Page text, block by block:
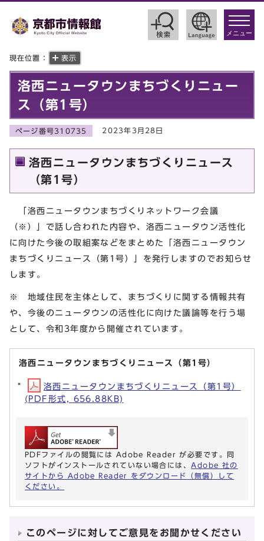
toggle
メニュー
現在位置： 表示
洛西ニュータウンまちづくりニュー
ス（第1号）
ページ番号310735 2023年3月28日
洛西ニュータウンまちづくりニュース
（第1号）
「洛西ニュータウンまちづくりネットワーク会議
（※）」で話し合われた内容や、洛西ニュータウン活性化
に向けた今後の取組案などをまとめた「洛西ニュータウン
まちづくりニュース（第1号）」を発行しますのでお知らせ
します。
※ 地域住民を主体として、まちづくりに関する情報共有
や、今後のニュータウンの活性化に向けた議論等を行う場
として、令和3年度から開催されています。
洛西ニュータウンまちづくりニュース（第1号）
洛西ニュータウンまちづくりニュース（第1号）
(PDF形式, 656.88KB)
PDFファイルの閲覧には Adobe Reader が必要です。同
ソフトがインストールされていない場合には、 Adobe 社の
サイトから Adobe Reader をダウンロード（無償）して
ください。
このページに対してご意見をお聞かせください